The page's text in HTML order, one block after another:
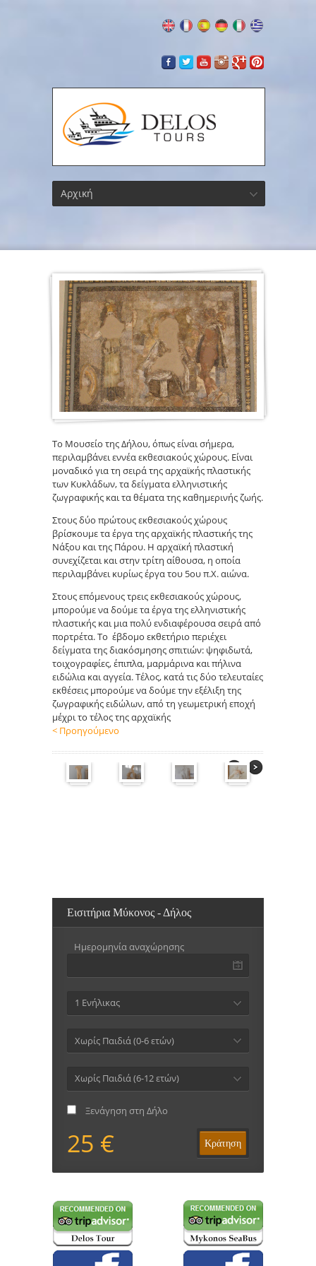
Αρχική
Το Μουσείο της Δήλου, όπως είναι σήμερα,
περιλαμβάνει εννέα εκθεσιακούς χώρους. Είναι
μοναδικό για τη σειρά της αρχαϊκής πλαστικής
των Κυκλάδων, τα δείγματα ελληνιστικής
ζωγραφικής και τα θέματα της καθημερινής ζωής.
Στους δύο πρώτους εκθεσιακούς χώρους
βρίσκουμε τα έργα της αρχαϊκής πλαστικής της
Νάξου και της Πάρου. Η αρχαϊκή πλαστική
συνεχίζεται και στην τρίτη αίθουσα, η οποία
περιλαμβάνει κυρίως έργα του 5ου π.Χ. αιώνα.
Στους επόμενους τρεις εκθεσιακούς χώρους,
μπορούμε να δούμε τα έργα της ελληνιστικής
πλαστικής και μια πολύ ενδιαφέρουσα σειρά από
πορτρέτα. Το έβδομο εκθετήριο περιέχει
δείγματα της διακόσμησης σπιτιών: ψηφιδωτά,
τοιχογραφίες, έπιπλα, μαρμάρινα και πήλινα
ειδώλια και αγγεία. Τέλος, κατά τις δύο τελευταίες
εκθέσεις μπορούμε να δούμε την εξέλιξη της
ζωγραφικής ειδώλων, από τη γεωμετρική εποχή
μέχρι το τέλος της αρχαϊκής
< Προηγούμενο
Εισιτήρια Μύκονος - Δήλος
Ημερομηνία αναχώρησης
1 Ενήλικας
Χωρίς Παιδιά (0-6 ετών)
Χωρίς Παιδιά (6-12 ετών)
Ξενάγηση στη Δήλο
25 € Κράτηση